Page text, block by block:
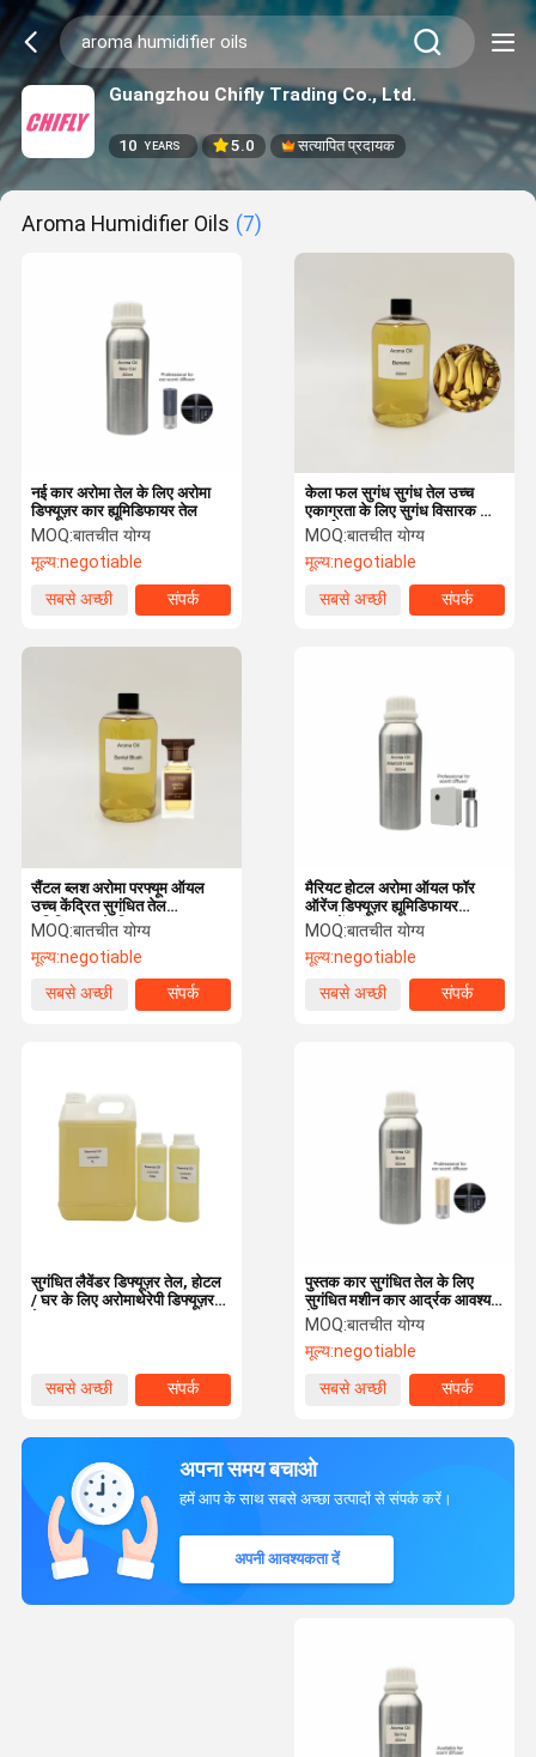
Guangzhou Chifly Trading Co., Ltd.
10 YEARS 5.0 सत्यापित प्रदायक
Aroma Humidifier Oils (7)
नई कार अरोमा तेल के लिए अरोमा
डिफ्यूज़र कार ह्यूमिडिफायर तेल
MOQ:बातचीत योग्य
मूल्य:negotiable
सबसे अच्छी
संपर्क
केला फल सुगंध सुगंध तेल उच्च
एकाग्रता के लिए सुगंध विसारक और
आर्द्रक
MOQ:बातचीत योग्य
मूल्य:negotiable
सबसे अच्छी
संपर्क
सैंटल ब्लश अरोमा परफ्यूम ऑयल
उच्च केंद्रित सुगंधित तेल
ह्यूमिडिफायर के लिए
MOQ:बातचीत योग्य
मूल्य:negotiable
सबसे अच्छी
संपर्क
मैरियट होटल अरोमा ऑयल फॉर
ऑरेंज डिफ्यूज़र ह्यूमिडिफायर
फ्रागमेंट ऑयल
MOQ:बातचीत योग्य
मूल्य:negotiable
सबसे अच्छी
संपर्क
सुगंधित लैवेंडर डिफ्यूज़र तेल, होटल
/ घर के लिए अरोमाथेरेपी डिफ्यूज़र
सबसे अच्छी
संपर्क
पुस्तक कार सुगंधित तेल के लिए
सुगंधित मशीन कार आर्द्रक आवश्यक
तेल
MOQ:बातचीत योग्य
मूल्य:negotiable
सबसे अच्छी
संपर्क
अपना समय बचाओ
हमें आप के साथ सबसे अच्छा उत्पादों से संपर्क करें।
अपनी आवश्यकता दें